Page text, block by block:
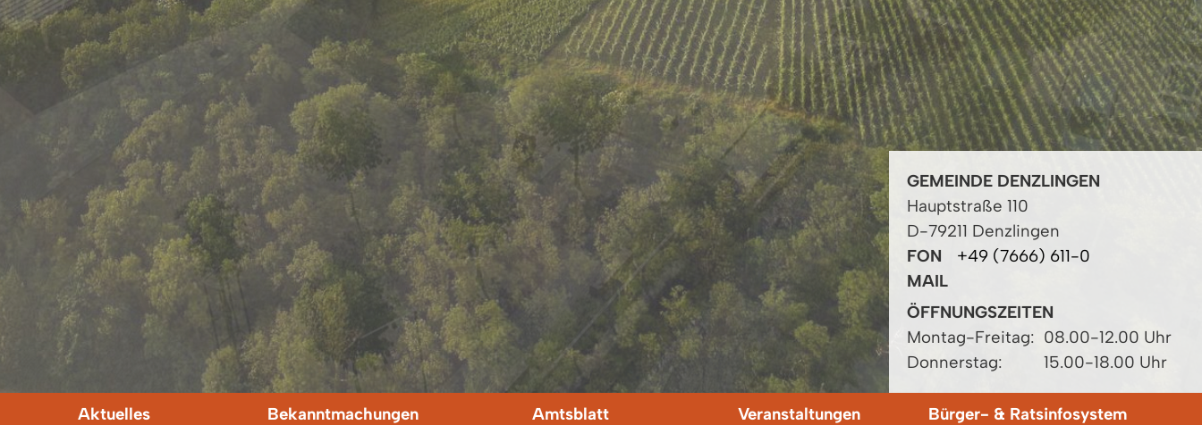
GEMEINDE DENZLINGEN
Hauptstraße 110
D-79211 Denzlingen
FON
+49 (7666) 611-0
MAIL
ÖFFNUNGSZEITEN
Montag-Freitag: 08.00-12.00 Uhr
Donnerstag:
15.00-18.00 Uhr
Aktuelles Bekanntmachungen Amtsblatt Veranstaltungen Bürger- & Ratsinfosystem